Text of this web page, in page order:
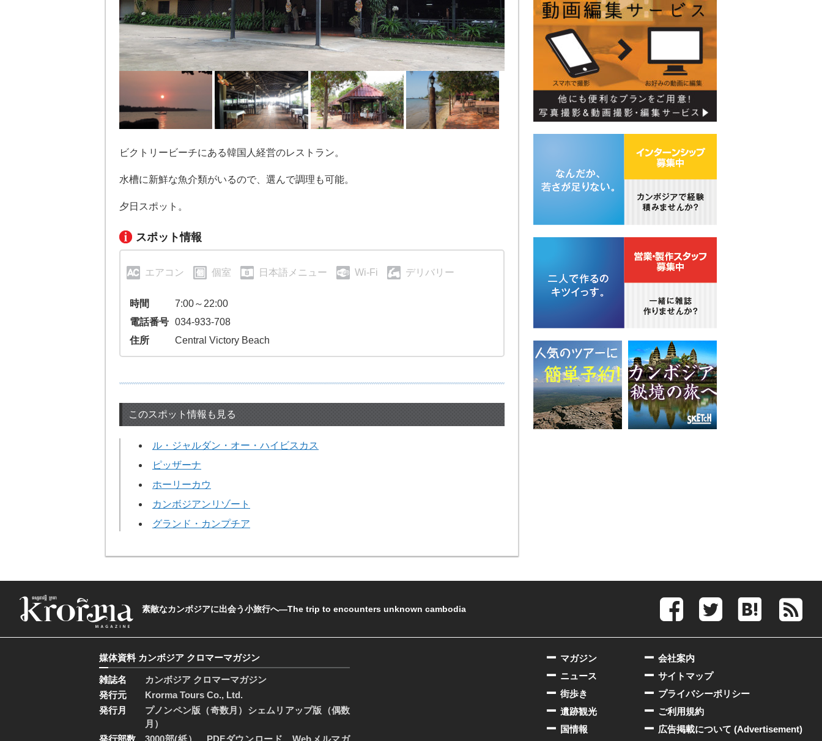
ビクトリービーチにある韓国人経営のレストラン。
水槽に新鮮な魚介類がいるので、選んで調理も可能。
夕日スポット。
スポット情報
エアコン 個室 日本語メニュー Wi-Fi デリバリー
時間
7:00～22:00
電話番号 034-933-708
住所
Central Victory Beach
このスポット情報も見る
ル・ジャルダン・オー・ハイビスカス
ピッザーナ
ホーリーカウ
カンボジアンリゾート
グランド・カンプチア
素敵なカンボジアに出会う小旅行へ―The trip to encounters unknown cambodia
媒体資料 カンボジア クロマーマガジン
雑誌名
カンボジア クロマーマガジン
発行元
Krorma Tours Co., Ltd.
発行月
プノンペン版（奇数月）シェムリアップ版（偶数
月）
発行部数
3000部(紙）、PDFダウンロード、Webメルマガ
会社案内
サイトマップ
プライバシーポリシー
ご利用規約
広告掲載について (Advertisement)
マガジン
ニュース
街歩き
遺跡観光
国情報